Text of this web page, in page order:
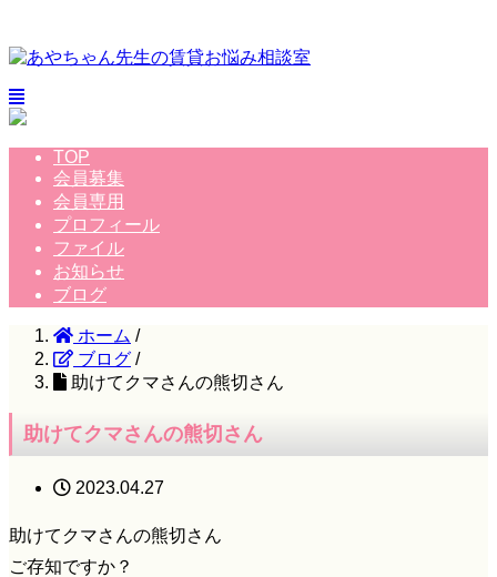
TOP
会員募集
会員専用
プロフィール
ファイル
お知らせ
ブログ
ホーム /
ブログ /
助けてクマさんの熊切さん
助けてクマさんの熊切さん
2023.04.27
助けてクマさんの熊切さん
ご存知ですか？